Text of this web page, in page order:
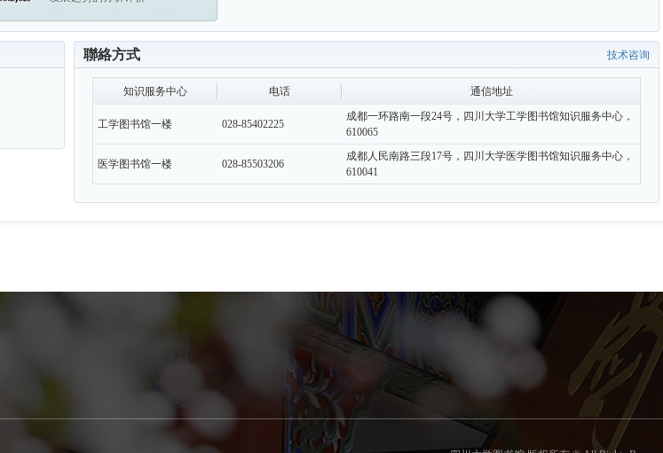
技术咨询
聯絡方式
知识服务中心 电话 通信地址
工学图书馆一楼 028-85402225
成都一环路南一段24号，四川大学工学图书馆知识服务中心，
610065
医学图书馆一楼 028-85503206
成都人民南路三段17号，四川大学医学图书馆知识服务中心，
610041